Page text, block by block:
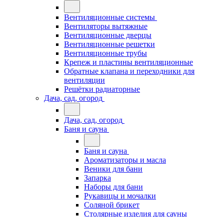
Вентиляционные системы
Вентиляторы вытяжные
Вентиляционные дверцы
Вентиляционные решетки
Вентиляционные трубы
Крепеж и пластины вентиляционные
Обратные клапана и переходники для
вентиляции
Решётки радиаторные
Дача, сад, огород
Дача, сад, огород
Баня и сауна
Баня и сауна
Ароматизаторы и масла
Веники для бани
Запарка
Наборы для бани
Рукавицы и мочалки
Соляной брикет
Столярные изделия для сауны